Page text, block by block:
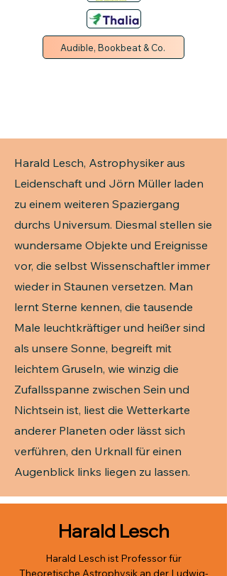
Audible, Bookbeat & Co.
Harald Lesch, Astrophysiker aus
Leidenschaft und Jörn Müller laden
zu einem weiteren Spaziergang
durchs Universum. Diesmal stellen sie
wundersame Objekte und Ereignisse
vor, die selbst Wissenschaftler immer
wieder in Staunen versetzen. Man
lernt Sterne kennen, die tausende
Male leuchtkräftiger und heißer sind
als unsere Sonne, begreift mit
leichtem Gruseln, wie winzig die
Zufallsspanne zwischen Sein und
Nichtsein ist, liest die Wetterkarte
anderer Planeten oder lässt sich
verführen, den Urknall für einen
Augenblick links liegen zu lassen.
Harald Lesch
Harald Lesch ist Professor für
Theoretische Astrophysik an der Ludwig-